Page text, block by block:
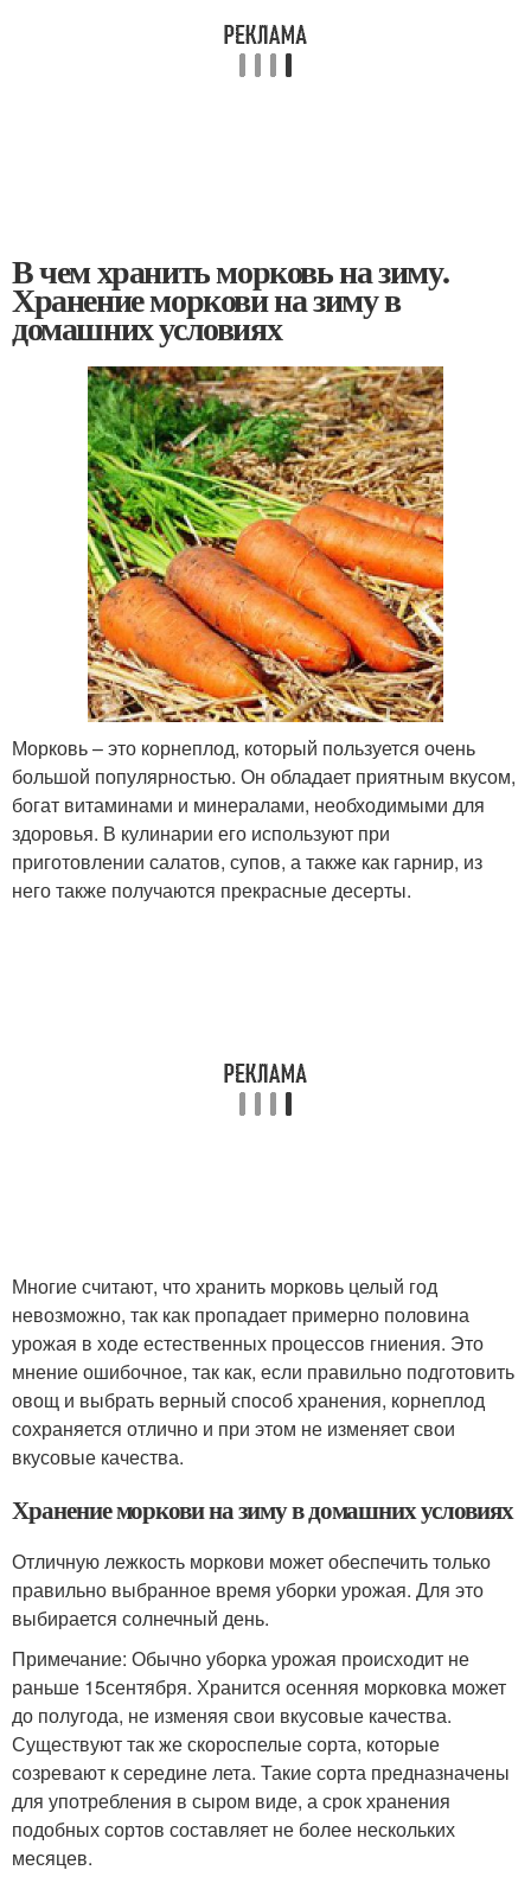
В чем хранить морковь на зиму.
Хранение моркови на зиму в
домашних условиях
Морковь – это корнеплод, который пользуется очень
большой популярностью. Он обладает приятным вкусом,
богат витаминами и минералами, необходимыми для
здоровья. В кулинарии его используют при
приготовлении салатов, супов, а также как гарнир, из
него также получаются прекрасные десерты.
Многие считают, что хранить морковь целый год
невозможно, так как пропадает примерно половина
урожая в ходе естественных процессов гниения. Это
мнение ошибочное, так как, если правильно подготовить
овощ и выбрать верный способ хранения, корнеплод
сохраняется отлично и при этом не изменяет свои
вкусовые качества.
Хранение моркови на зиму в домашних условиях
Отличную лежкость моркови может обеспечить только
правильно выбранное время уборки урожая. Для это
выбирается солнечный день.
Примечание: Обычно уборка урожая происходит не
раньше 15сентября. Хранится осенняя морковка может
до полугода, не изменяя свои вкусовые качества.
Существуют так же скороспелые сорта, которые
созревают к середине лета. Такие сорта предназначены
для употребления в сыром виде, а срок хранения
подобных сортов составляет не более нескольких
месяцев.